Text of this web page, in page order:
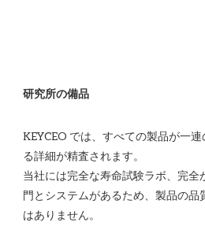
KEYCEO では、すべての製品が一
る詳細が精査されます。
当社には完全な寿命試験ラボ、完全
門とシステムがあるため、製品の品
はありません。